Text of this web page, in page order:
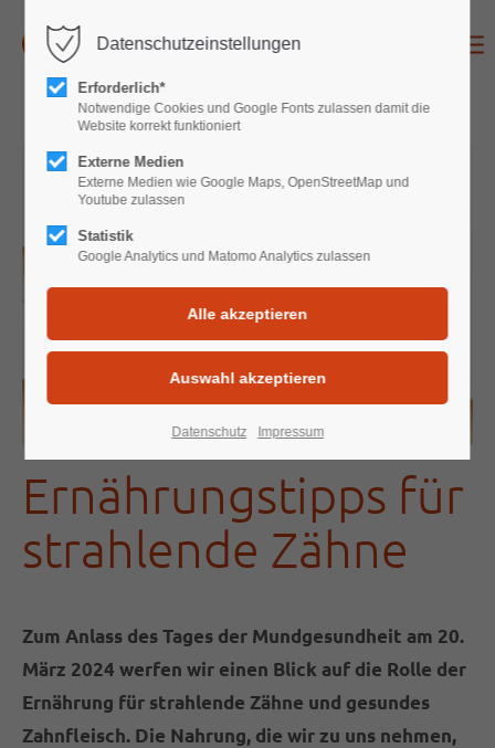
Login
Benutzername
Anmelden
Lost your password?
Lorem ipsum dolor sit amet:
24h
We offer support for our customers
Ernährungstipps für
strahlende Zähne
Zum Anlass des Tages der Mundgesundheit am 20.
März 2024 werfen wir einen Blick auf die Rolle der
Ernährung für strahlende Zähne und gesundes
Zahnfleisch. Die Nahrung, die wir zu uns nehmen,
Datenschutzeinstellungen
Erforderlich*
Notwendige Cookies und Google Fonts zulassen damit die
Website korrekt funktioniert
Externe Medien
Externe Medien wie Google Maps, OpenStreetMap und
Youtube zulassen
Statistik
Google Analytics und Matomo Analytics zulassen
Datenschutz Impressum